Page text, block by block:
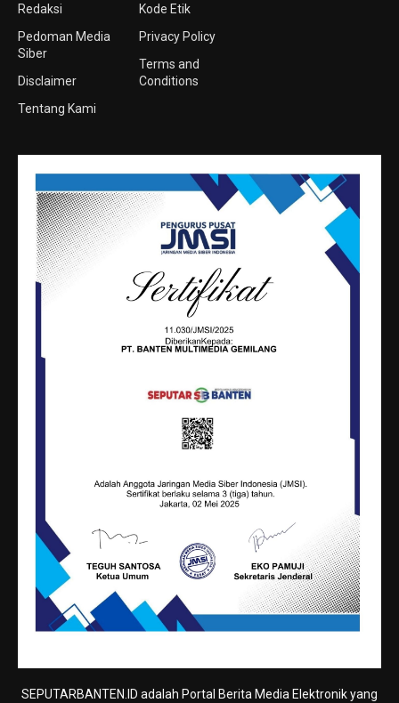
Redaksi
Pedoman Media
Siber
Disclaimer
Tentang Kami
Kode Etik
Privacy Policy
Terms and
Conditions
SEPUTARBANTEN.ID adalah Portal Berita Media Elektronik yang